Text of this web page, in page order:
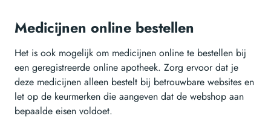
Medicijnen online bestellen
Het is ook mogelijk om medicijnen online te bestellen bij
een geregistreerde online apotheek. Zorg ervoor dat je
deze medicijnen alleen bestelt bij betrouwbare websites en
let op de keurmerken die aangeven dat de webshop aan
bepaalde eisen voldoet.